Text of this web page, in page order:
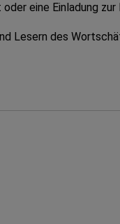
eine Einladung
Lesern des